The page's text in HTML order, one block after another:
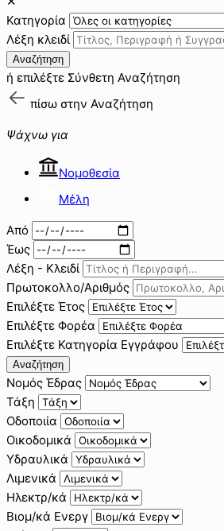
Κατηγορία
Λέξη κλειδί
Αναζήτηση
ή επιλέξτε Σύνθετη Αναζήτηση
πίσω στην Αναζήτηση
Ψάχνω για
Νομοθεσία
Μέλη
Από
Έως
Λέξη - Κλειδί
Πρωτοκολλο/Αριθμός
Επιλέξτε Έτος
Επιλέξτε Φορέα
Επιλέξτε Κατηγορία Εγγράφου
Αναζήτηση
Νομός Έδρας
Τάξη
Οδοποιία
Οικοδομικά
Υδραυλικά
Λιμενικά
Ηλεκτρ/κά
Βιομ/κά Ενεργ